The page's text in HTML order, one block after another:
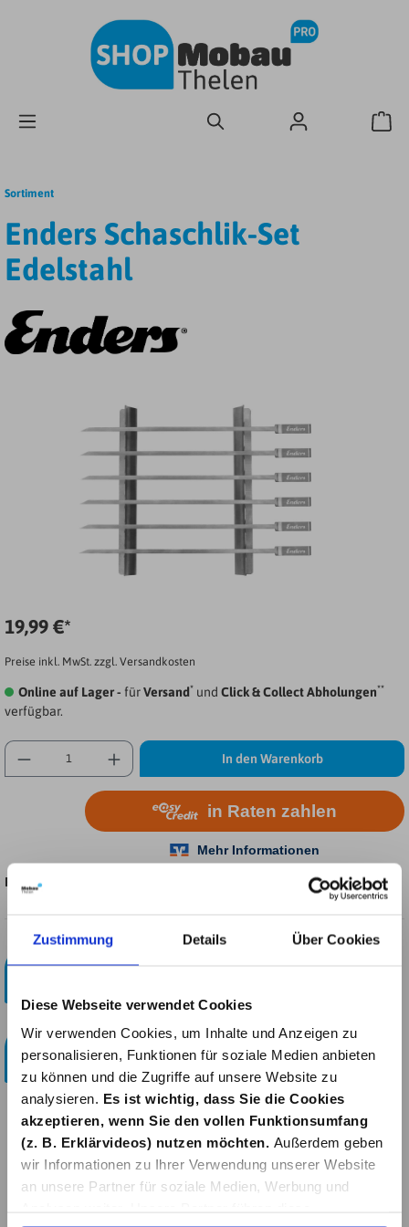
Zustimmung Details Über Cookies
Diese Webseite verwendet Cookies
Wir verwenden Cookies, um Inhalte und Anzeigen zu
personalisieren, Funktionen für soziale Medien anbieten
zu können und die Zugriffe auf unsere Website zu
analysieren. Es ist wichtig, dass Sie die Cookies
akzeptieren, wenn Sie den vollen Funktionsumfang
(z. B. Erklärvideos) nutzen möchten. Außerdem geben
wir Informationen zu Ihrer Verwendung unserer Website
an unsere Partner für soziale Medien, Werbung und
Sortiment
Enders Schaschlik-Set
Edelstahl
19,99 €*
Preise inkl. MwSt. zzgl. Versandkosten
Online auf Lager - fürVersand* und Click & Collect Abholungen**
verfügbar.
In den Warenkorb
Produktnummer:
Bestellen & Abholen
Online bestellen und im Bauzentrum in Simmerath
Beschreibung
Enders Schaschlik-Set EdelstahlKleine Helfer für deine